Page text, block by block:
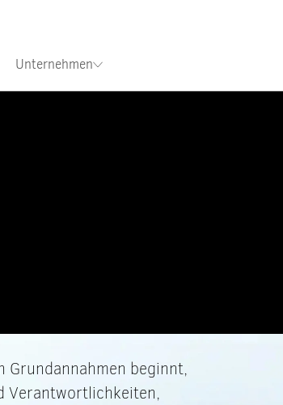
Unternehmen
Grundannahmen beginnt,
Verantwortlichkeiten,